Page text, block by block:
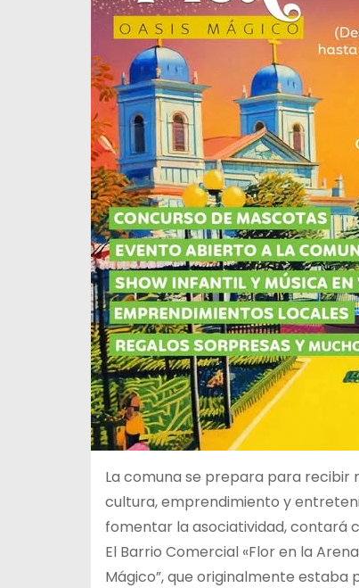
La comuna se prepara para recibir
cultura, emprendimiento y
fomentar la asociatividad, contará
El Barrio Comercial «Flor en la
Mágico”, que originalmente estaba